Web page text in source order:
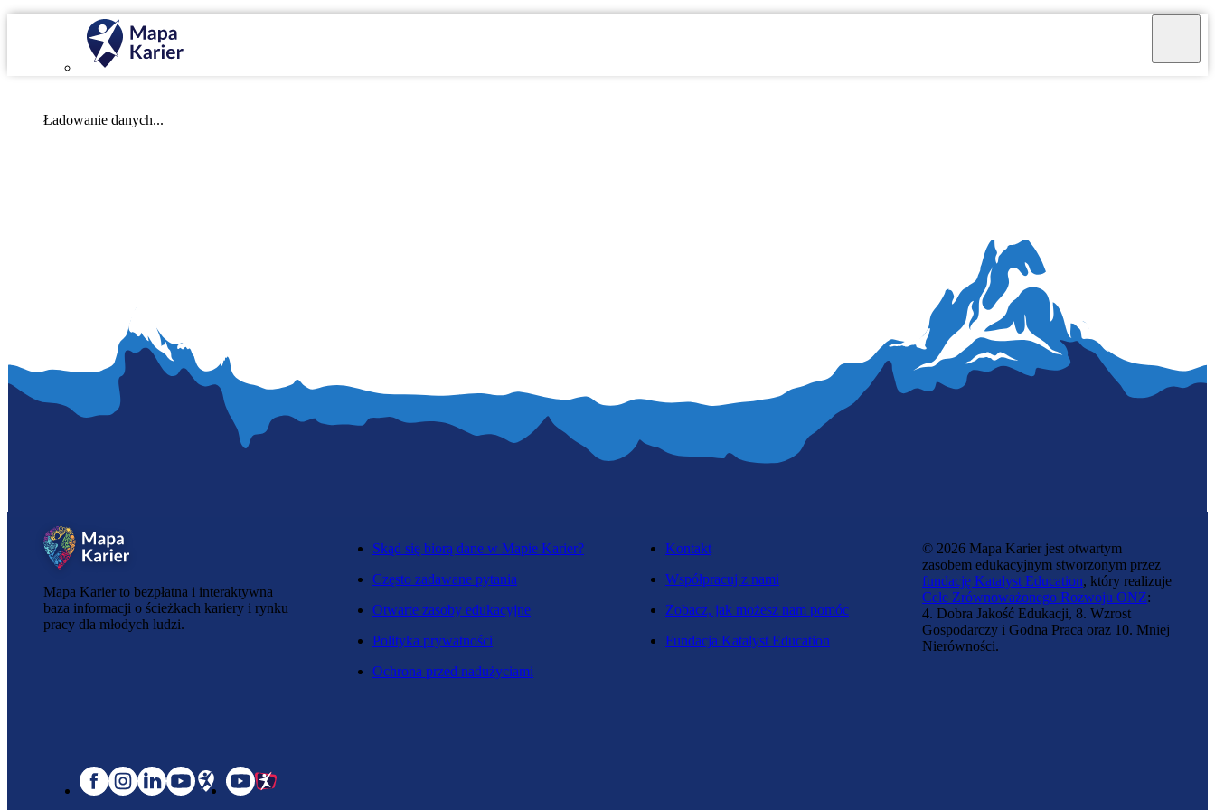
Ładowanie danych...
Mapa Karier to bezpłatna i interaktywna
baza informacji o ścieżkach kariery i rynku
pracy dla młodych ludzi.
Skąd się biorą dane w Mapie Karier?
Często zadawane pytania
Otwarte zasoby edukacyjne
Polityka prywatności
Ochrona przed nadużyciami
Kontakt
Współpracuj z nami
Zobacz, jak możesz nam pomóc
Fundacja Katalyst Education
© 2026 Mapa Karier jest otwartym
zasobem edukacyjnym stworzonym przez
fundację Katalyst Education, który realizuje
Cele Zrównoważonego Rozwoju ONZ:
4. Dobra Jakość Edukacji, 8. Wzrost
Gospodarczy i Godna Praca oraz 10. Mniej
Nierówności.